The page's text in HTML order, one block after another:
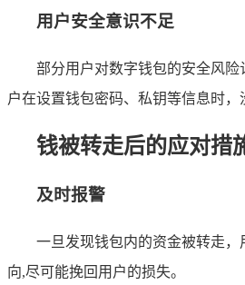
用户安全意识不足
部分用户对数字钱包的安全风
户在设置钱包密码、私钥等信息时
钱被转走后的应对措
及时报警
一旦发现钱包内的资金被转走
向,尽可能挽回用户的损失。